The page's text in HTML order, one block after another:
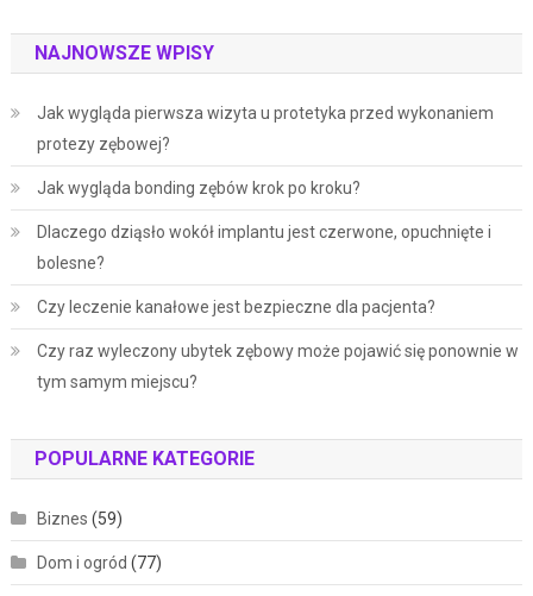
NAJNOWSZE WPISY
Jak wygląda pierwsza wizyta u protetyka przed wykonaniem
protezy zębowej?
Jak wygląda bonding zębów krok po kroku?
Dlaczego dziąsło wokół implantu jest czerwone, opuchnięte i
bolesne?
Czy leczenie kanałowe jest bezpieczne dla pacjenta?
Czy raz wyleczony ubytek zębowy może pojawić się ponownie w
tym samym miejscu?
POPULARNE KATEGORIE
Biznes (59)
Dom i ogród (77)